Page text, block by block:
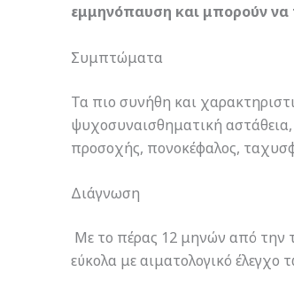
εμμηνόπαυση και μπορούν να
Συμπτώματα
Τα πιο συνήθη και
ψυχοσυναισθηματική
προσοχής, πονοκέφαλος,
Διάγνωση
Με το πέρας 12 μηνών από την
εύκολα με αιματολογικό